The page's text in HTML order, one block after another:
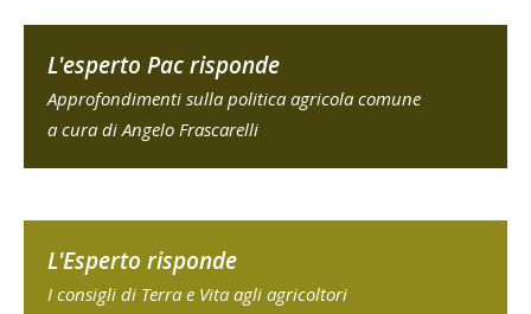
L'esperto Pac risponde
Approfondimenti sulla politica agricola comune
a cura di Angelo Frascarelli
L'Esperto risponde
I consigli di Terra e Vita agli agricoltori